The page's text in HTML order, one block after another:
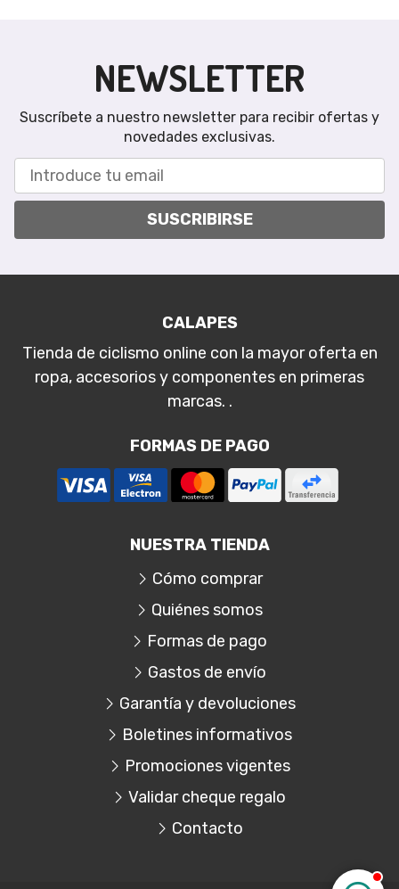
NEWSLETTER
Suscríbete a nuestro newsletter para recibir ofertas y
novedades exclusivas.
SUSCRIBIRSE
CALAPES
Tienda de ciclismo online con la mayor oferta en
ropa, accesorios y componentes en primeras
marcas. .
FORMAS DE PAGO
NUESTRA TIENDA
Cómo comprar
Quiénes somos
Formas de pago
Gastos de envío
Garantía y devoluciones
Boletines informativos
Promociones vigentes
Validar cheque regalo
Contacto